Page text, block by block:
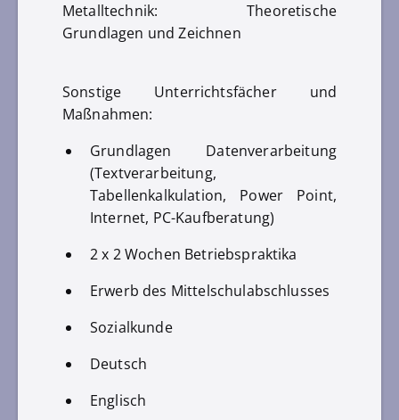
Metalltechnik: Theoretische
Grundlagen und Zeichnen
Sonstige Unterrichtsfächer und
Maßnahmen:
Grundlagen Datenverarbeitung
(Textverarbeitung,
Tabellenkalkulation, Power Point,
Internet, PC-Kaufberatung)
2 x 2 Wochen Betriebspraktika
Erwerb des Mittelschulabschlusses
Sozialkunde
Deutsch
Englisch